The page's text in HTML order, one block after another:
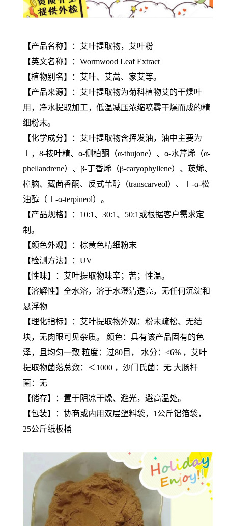
【产品名称】：艾叶提取物，艾叶粉
【英文名称】：Wormwood Leaf Extract
【植物别名】：艾叶、艾蒿、家艾等。
【产品来源】：艾叶提取物为菊科植物艾的干燥叶
用，净水提取加工，低温减压浓缩喷雾干燥而成的精
细粉末。
【化学成分】：艾叶提取物含挥发油，油中主要为
Ⅰ，8-桉叶精、α-侧柏酮（α-thujone）、α-水芹烯（α-
phellandrene）、β-丁香烯（β-caryophyllene）、莰烯、
樟脑、藏茴香酮、反式苇醇（transcarveol）、Ⅰ-α-松
油醇（Ⅰ-α-terpineol）。
【产品规格】：10:1、30:1、50:1或根据客户需求定
制。
【颜色外观】：棕黄色精细粉末
【检测方法】：UV
【性味】：艾叶提取物味辛；苦；性温。
【溶解性】全水溶，溶于水澄清透亮，无任何沉淀和
悬浮物
【理化指标】：艾叶提取物外观：粉末疏松、无结
块，无肉眼可见杂质。 颜色：具有该产品固有的色
泽，且均匀一致 粒度：过80目， 水分：≤6% ，艾叶
提取物菌落总数：＜1000 ，沙门氏菌：无 大肠杆
菌：无
【储存】：置于阴凉干燥、避光，避高温处。
【包装】：协商或内用双层塑料袋，1公斤铝箔袋，
25公斤纸板桶